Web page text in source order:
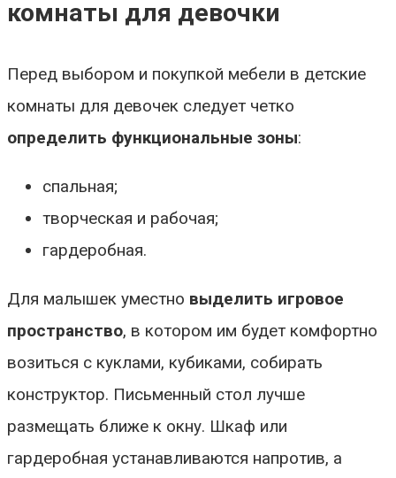
комнаты для девочки
Перед выбором и покупкой мебели в детские
комнаты для девочек следует четко
определить функциональные зоны:
спальная;
творческая и рабочая;
гардеробная.
Для малышек уместно выделить игровое
пространство, в котором им будет комфортно
возиться с куклами, кубиками, собирать
конструктор. Письменный стол лучше
размещать ближе к окну. Шкаф или
гардеробная устанавливаются напротив, а